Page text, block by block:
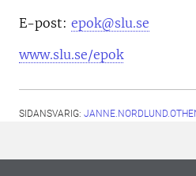
E-post: epok@slu.se
www.slu.se/epok
SIDANSVARIG: